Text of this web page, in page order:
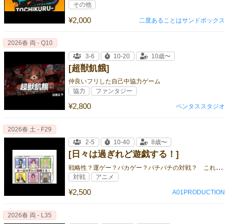
¥2,000
その他
二度あることはサンドボックス
[超獣飢餓]
仲良いフリした自己中協力ゲーム
¥2,800
2026春 両 - Q10
3-6
10-20 10歳〜
協力 ファンタジー
ペンタススタジオ
[日々は過ぎれど遊戯する！]
戦
略性？運ゲー？バカゲー？バチバチの対戦？ これひとつで全部遊べます！!
¥2,500
2026春 土 - F29
2-5
10-40 8歳〜
対戦 アニメ
A01PRODUCTION
2026春 両 - L35